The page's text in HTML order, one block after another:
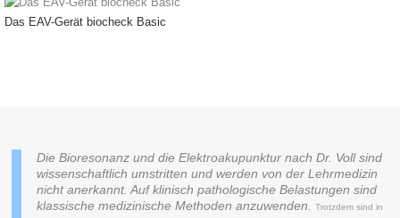
Das EAV-Gerät biocheck Basic
Die Bioresonanz und die Elektroakupunktur nach Dr. Voll sind
wissenschaftlich umstritten und werden von der Lehrmedizin
nicht anerkannt. Auf klinisch pathologische Belastungen sind
klassische medizinische Methoden anzuwenden.Trotzdem sind in